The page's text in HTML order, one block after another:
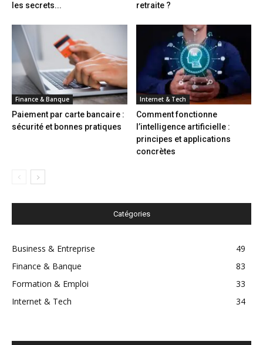
les secrets...
retraite ?
Finance & Banque
Paiement par carte bancaire :
sécurité et bonnes pratiques
Internet & Tech
Comment fonctionne
l’intelligence artificielle :
principes et applications
concrètes
Catégories
Business & Entreprise
49
Finance & Banque
83
Formation & Emploi
33
Internet & Tech
34